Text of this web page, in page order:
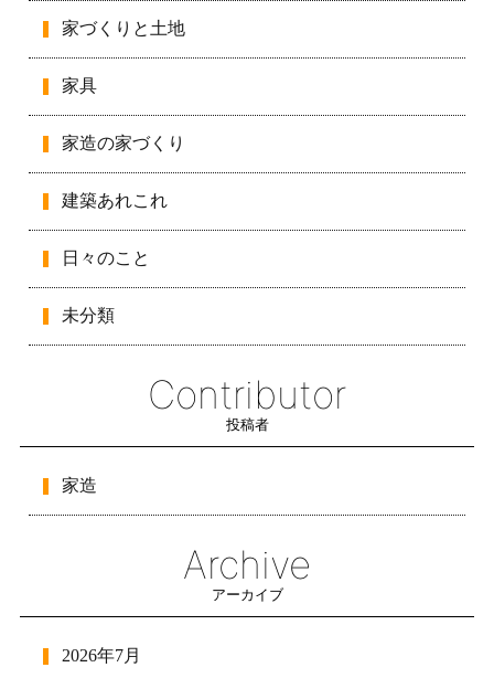
家づくりと土地
家具
家造の家づくり
建築あれこれ
日々のこと
未分類
Contributor
投稿者
家造
Archive
アーカイブ
2026年7月